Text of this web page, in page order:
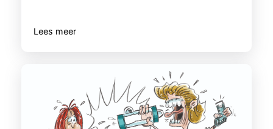
Lees meer